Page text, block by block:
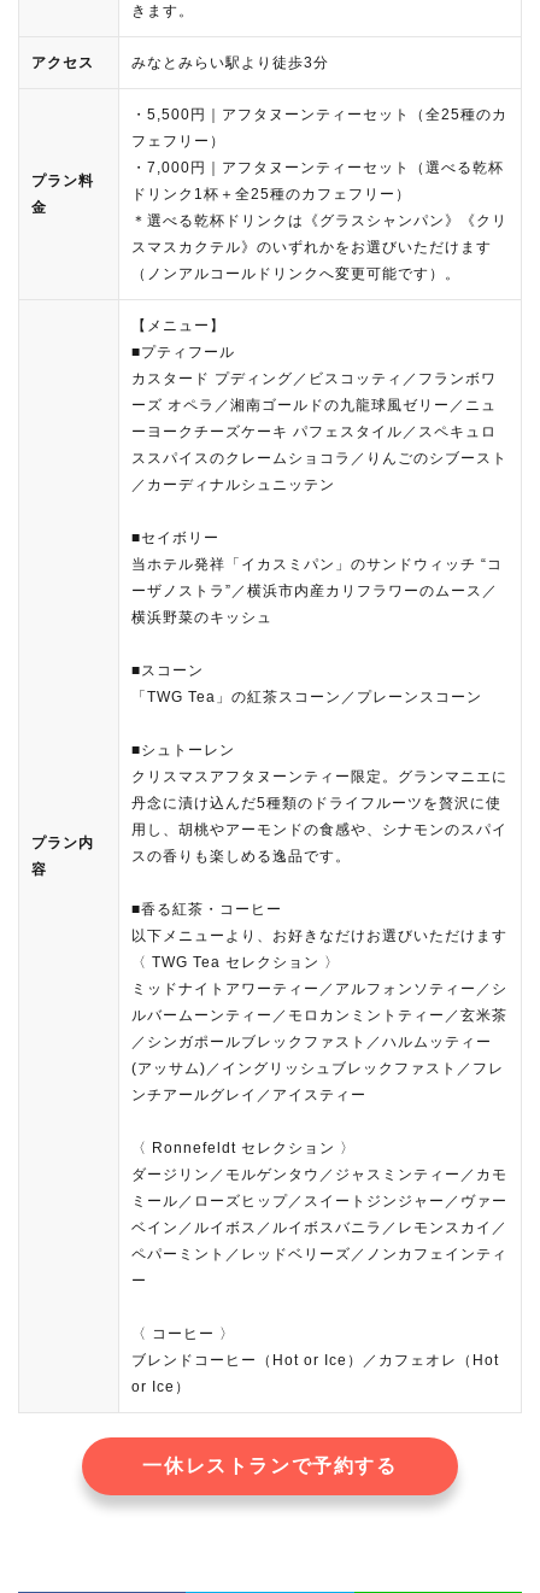
きます。
アクセス みなとみらい駅より徒歩3分
プラン料
金
・5,500円｜アフタヌーンティーセット（全25種のカ
フェフリー）
・7,000円｜アフタヌーンティーセット（選べる乾杯
ドリンク1杯＋全25種のカフェフリー）
＊選べる乾杯ドリンクは《グラスシャンパン》《クリ
スマスカクテル》のいずれかをお選びいただけます
（ノンアルコールドリンクへ変更可能です）。
プラン内
容
【メニュー】
■プティフール
カスタード プディング／ビスコッティ／フランボワ
ーズ オペラ／湘南ゴールドの九龍球風ゼリー／ニュ
ーヨークチーズケーキ パフェスタイル／スペキュロ
ススパイスのクレームショコラ／りんごのシブースト
／カーディナルシュニッテン
■セイボリー
当ホテル発祥「イカスミパン」のサンドウィッチ “コ
ーザノストラ”／横浜市内産カリフラワーのムース／
横浜野菜のキッシュ
■スコーン
「TWG Tea」の紅茶スコーン／プレーンスコーン
■シュトーレン
クリスマスアフタヌーンティー限定。グランマニエに
丹念に漬け込んだ5種類のドライフルーツを贅沢に使
用し、胡桃やアーモンドの食感や、シナモンのスパイ
スの香りも楽しめる逸品です。
■香る紅茶・コーヒー
以下メニューより、お好きなだけお選びいただけます
〈 TWG Tea セレクション 〉
ミッドナイトアワーティー／アルフォンソティー／シ
ルバームーンティー／モロカンミントティー／玄米茶
／シンガポールブレックファスト／ハルムッティー
(アッサム)／イングリッシュブレックファスト／フレ
ンチアールグレイ／アイスティー
〈 Ronnefeldt セレクション 〉
ダージリン／モルゲンタウ／ジャスミンティー／カモ
ミール／ローズヒップ／スイートジンジャー／ヴァー
ベイン／ルイボス／ルイボスバニラ／レモンスカイ／
ペパーミント／レッドベリーズ／ノンカフェインティ
ー
〈 コーヒー 〉
ブレンドコーヒー（Hot or Ice）／カフェオレ（Hot
or Ice）
一休レストランで予約する